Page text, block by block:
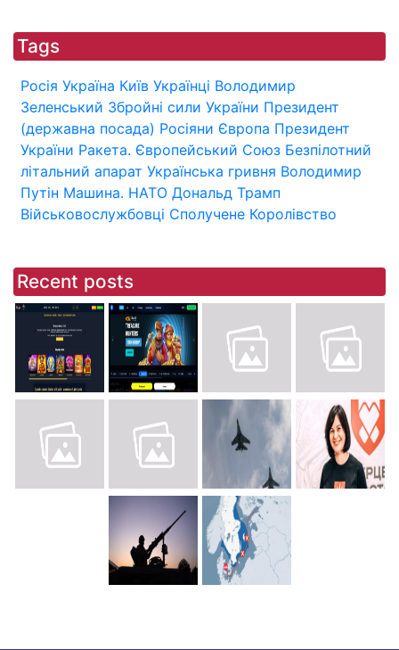
Tags
Росія Україна Київ Українці Володимир
Зеленський Збройні сили України Президент
(державна посада) Росіяни Європа Президент
України Ракета. Європейський Союз Безпілотний
літальний апарат Українська гривня Володимир
Путін Машина. НАТО Дональд Трамп
Військовослужбовці Сполучене Королівство
Recent posts